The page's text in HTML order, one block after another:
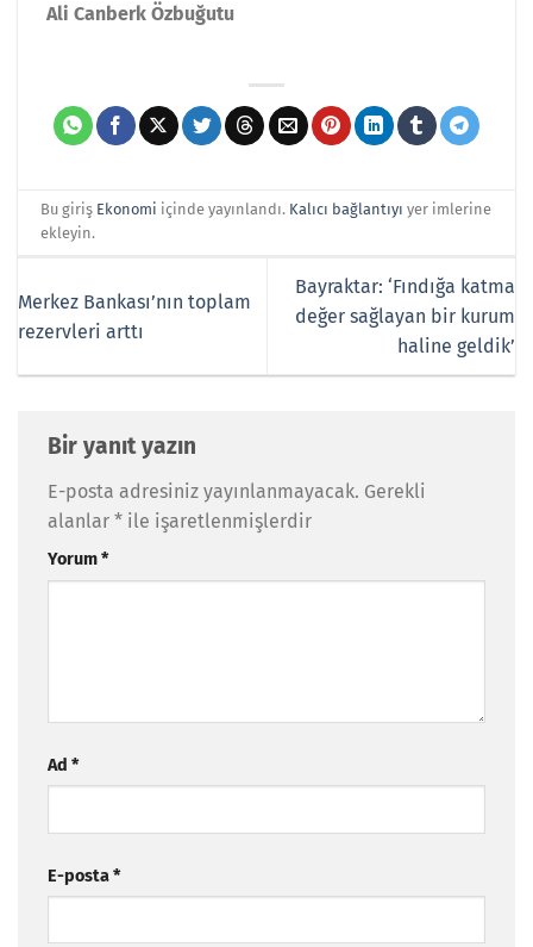
Ali Canberk Özbuğutu
Bu giriş Ekonomi içinde yayınlandı. Kalıcı bağlantıyı yer imlerine
ekleyin.
Merkez Bankası’nın toplam
rezervleri arttı
Bayraktar: ‘Fındığa katma
değer sağlayan bir kurum
haline geldik’
Bir yanıt yazın
E-posta adresiniz yayınlanmayacak. Gerekli
alanlar * ile işaretlenmişlerdir
Yorum*
Ad *
E-posta*